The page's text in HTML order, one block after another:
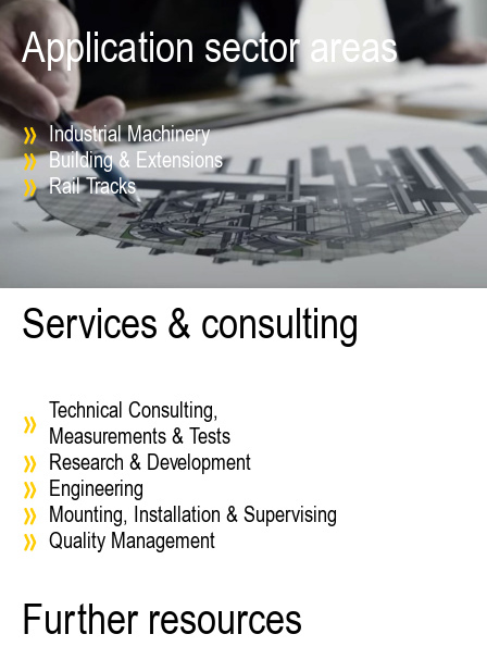
Application sector areas
Industrial Machinery
Building & Extensions
Rail Tracks
Services & consulting
Technical Consulting,
Measurements & Tests
Research & Development
Engineering
Mounting, Installation & Supervising
Quality Management
Further resources